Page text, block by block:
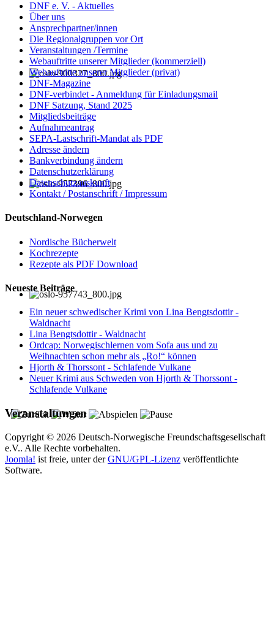
DNF e. V. - Aktuelles
Über uns
Ansprechpartner/innen
Die Regionalgruppen vor Ort
Veranstaltungen /Termine
Webauftritte unserer Mitglieder (kommerziell)
Webauftritte unserer Mitglieder (privat)
DNF-Magazine
DNF-verbindet - Anmeldung für Einladungsmail
DNF Satzung, Stand 2025
Mitgliedsbeiträge
Aufnahmeantrag
SEPA-Lastschrift-Mandat als PDF
Adresse ändern
Bankverbindung ändern
Datenschutzerklärung
Datenschutzauskunft
Kontakt / Postanschrift / Impressum
Deutschland-Norwegen
Nordische Bücherwelt
Kochrezepte
Rezepte als PDF Download
Neueste Beiträge
Ein neuer schwedischer Krimi von Lina Bengtsdottir -
Waldnacht
Lina Bengtsdottir - Waldnacht
Ordcap: Norwegischlernen vom Sofa aus und zu
Weihnachten schon mehr als „Ro!“ können
Hjorth & Thorssont - Schlafende Vulkane
Neuer Krimi aus Schweden von Hjorth & Thorssont -
Schlafende Vulkane
Veranstaltungen
Copyright © 2026 Deutsch-Norwegische Freundschaftsgesellschaft
e.V.. Alle Rechte vorbehalten.
Joomla! ist freie, unter derGNU/GPL-Lizenz veröffentlichte
Software.